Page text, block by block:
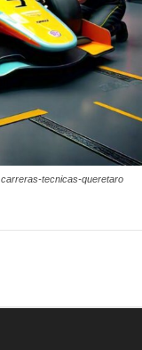
carreras-tecnicas-queretaro